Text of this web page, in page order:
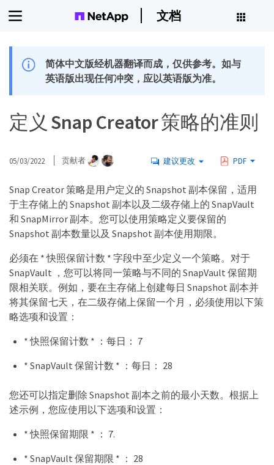
文档
简体中文版经机器翻译而成，仅供参考。如与
英语版出现任何冲突，应以英语版为准。
定义 Snap Creator 策略的准则
05/03/2022 贡献者 建议更改 PDF
Snap Creator 策略是用户定义的 Snapshot 副本保留，适用
于主存储上的 Snapshot 副本以及二级存储上的 SnapVault
和 SnapMirror 副本。您可以使用策略定义要保留的
Snapshot 副本数量以及 Snapshot 副本使用期限。
必须在 * 快照保留计数 * 字段中至少定义一个策略。对于
SnapVault ，您可以将同一策略与不同的 SnapVault 保留期
限相关联。例如，要在主存储上创建每日 Snapshot 副本并
将其保留七天，在二级存储上保留一个月，必须使用以下策
略选项和设置：
* 快照保留计数 * ：每日： 7
* SnapVault 保留计数 * ：每日： 28
您还可以指定删除 Snapshot 副本之前的最小天数。根据上
述示例，您应使用以下选项和设置：
* 快照保留期限 * ： 7.
* SnapVault 保留期限 * ： 28